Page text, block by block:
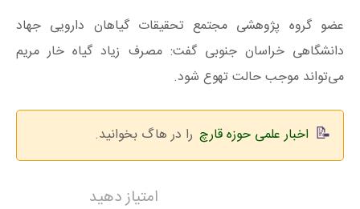
عضو گروه پژوهشی مجتمع تحقیقات گیاهان دارویی جهاد
دانشگاهی خراسان جنوبی گفت: مصرف زیاد گیاه خار مریم
می‌تواند موجب حالت تهوع شود.
اخبار علمی حوزه قارچ را در هاگ بخوانید.
امتیاز دهید